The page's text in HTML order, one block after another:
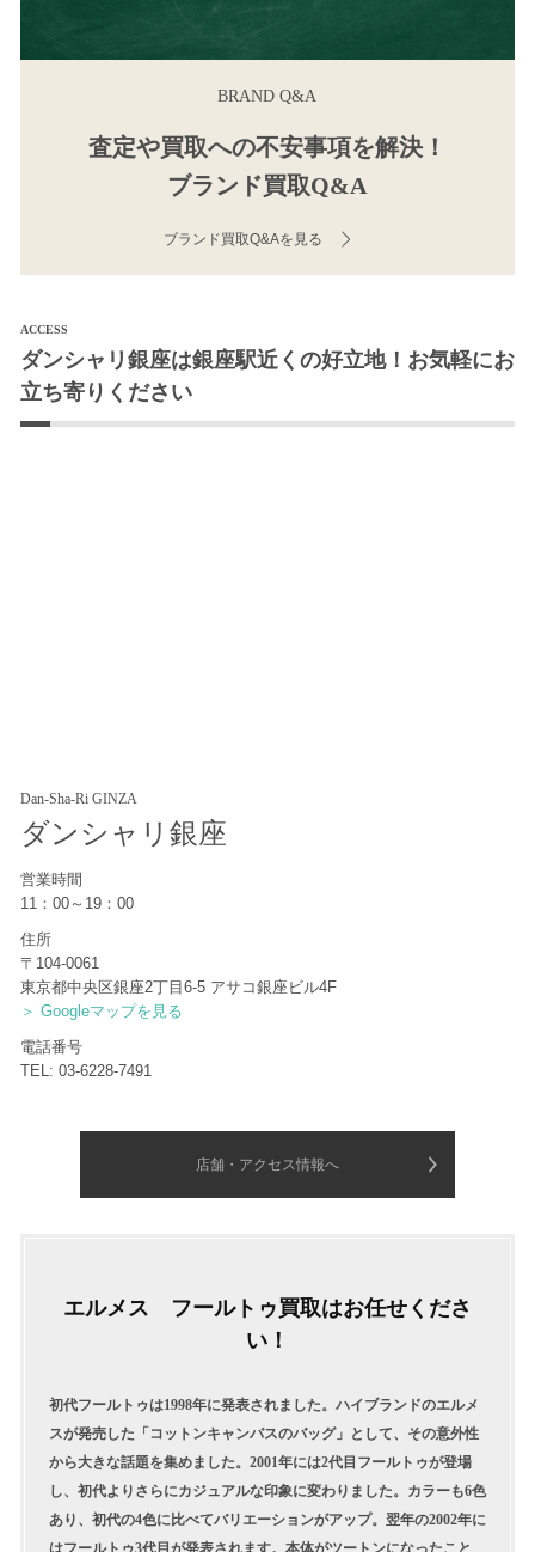
BRAND Q&A
査定や買取への不安事項を解決！
ブランド買取Q&A
ブランド買取Q&Aを見る
ACCESS
ダンシャリ銀座は銀座駅近くの好立地！お気軽にお
立ち寄りください
Dan-Sha-Ri GINZA
ダンシャリ銀座
営業時間
11：00～19：00
住所
〒104-0061
東京都中央区銀座2丁目6-5 アサコ銀座ビル4F
＞ Googleマップを見る
電話番号
TEL: 03-6228-7491
店舗・アクセス情報へ
エルメス フールトゥ買取はお任せくださ
い！
初代フールトゥは1998年に発表されました。ハイブランドのエルメ
スが発売した「コットンキャンバスのバッグ」として、その意外性
から大きな話題を集めました。2001年には2代目フールトゥが登場
し、初代よりさらにカジュアルな印象に変わりました。カラーも6色
あり、初代の4色に比べてバリエーションがアップ。翌年の2002年に
はフールトゥ3代目が発表されます。本体がツートンになったこと